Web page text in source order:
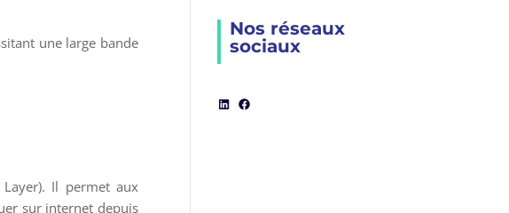
une large bande
Il permet aux
sur internet depuis
Nos réseaux
sociaux
LinkedIn
Facebook